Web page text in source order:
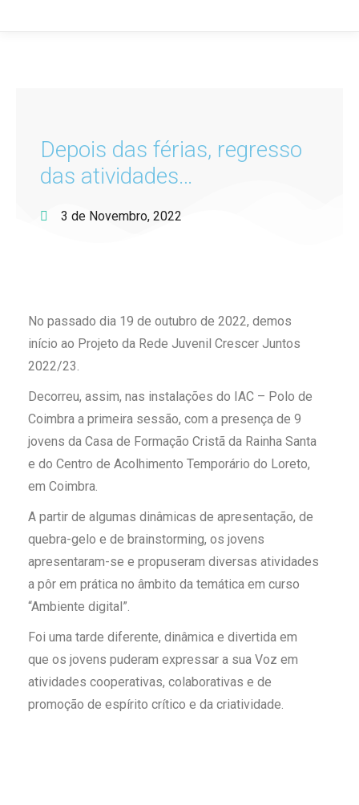
Depois das férias, regresso
das atividades…
3 de Novembro, 2022
No passado dia 19 de outubro de 2022, demos
início ao Projeto da Rede Juvenil Crescer Juntos
2022/23.
Decorreu, assim, nas instalações do IAC – Polo de
Coimbra a primeira sessão, com a presença de 9
jovens da Casa de Formação Cristã da Rainha Santa
e do Centro de Acolhimento Temporário do Loreto,
em Coimbra.
A partir de algumas dinâmicas de apresentação, de
quebra-gelo e de brainstorming, os jovens
apresentaram-se e propuseram diversas atividades
a pôr em prática no âmbito da temática em curso
“Ambiente digital”.
Foi uma tarde diferente, dinâmica e divertida em
que os jovens puderam expressar a sua Voz em
atividades cooperativas, colaborativas e de
promoção de espírito crítico e da criatividade.